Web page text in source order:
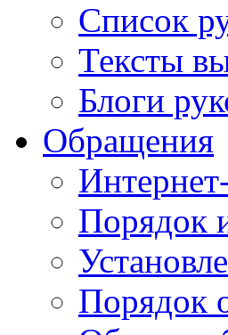
Список
Тексты
Блоги
Обращения
Порядок
Порядок